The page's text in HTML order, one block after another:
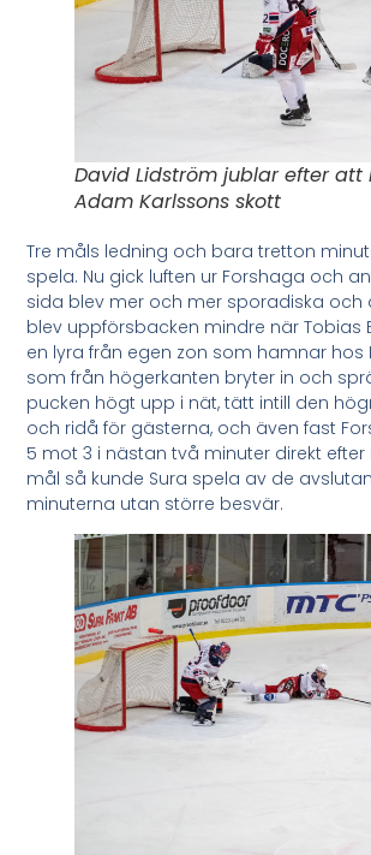
David Lidström jublar efter
Adam Karlssons skott
Tre måls ledning och bara tretton
spela. Nu gick luften ur Forshaga och
sida blev mer och mer sporadiska och
blev uppförsbacken mindre när Tobias
en lyra från egen zon som hamnar hos
som från högerkanten bryter in och
pucken högt upp i nät, tätt intill den
och ridå för gästerna, och även fast
5 mot 3 i nästan två minuter direkt efter
mål så kunde Sura spela av de
minuterna utan större besvär.